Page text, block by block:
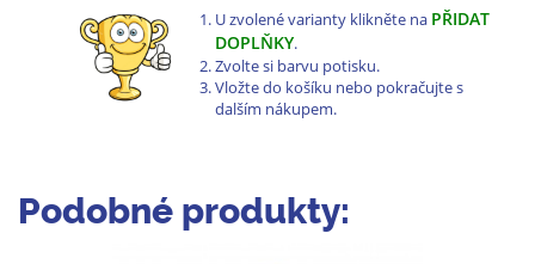
U zvolené varianty klikněte na PŘIDAT
DOPLŇKY.
Zvolte si barvu potisku.
Vložte do košíku nebo pokračujte s
dalším nákupem.
Podobné produkty: